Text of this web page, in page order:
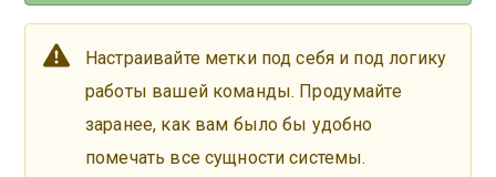
Настраивайте метки под себя и под логику
работы вашей команды. Продумайте
заранее, как вам было бы удобно
помечать все сущности системы.